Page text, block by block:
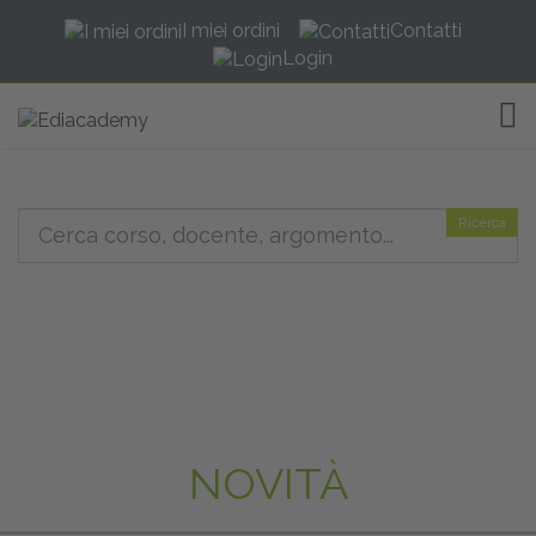
I miei ordini
Contatti
Login
Ricerca
NOVITÀ